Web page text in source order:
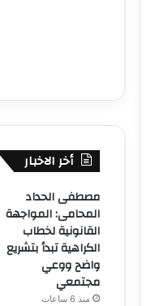
أخر الاخبار
مصطفى الحداد
المحامى: المواجهة
القانونية لخطاب
الكراهية تبدأ بتشريع
واضح ووعي
مجتمعي
منذ 6 ساعات